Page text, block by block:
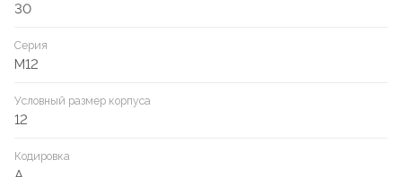
30
Серия
M12
Условный размер корпуса
12
Кодировка